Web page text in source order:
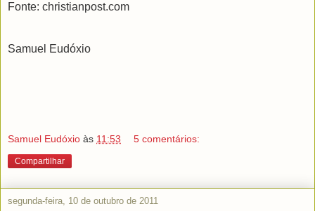
Fonte: christianpost.com
Samuel Eudóxio
Samuel Eudóxio às 11:53 5 comentários:
Compartilhar
segunda-feira, 10 de outubro de 2011